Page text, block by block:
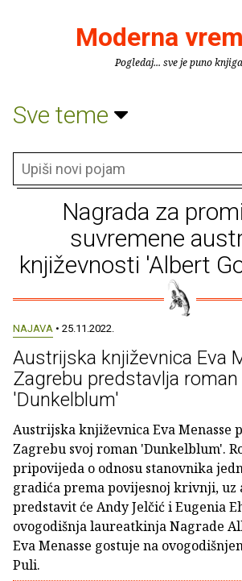
Moderna
Pogledaj... sve je puno
Sve teme
Nagrada za
suvremene
književnosti 'Albert
NAJAVA • 25.11.2022.
Austrijska književnica Eva
Zagrebu predstavlja roman
'Dunkelblum'
Austrijska književnica Eva Menasse
Zagrebu svoj roman 'Dunkelblum'.
pripovijeda o odnosu stanovnika
gradića prema povijesnoj krivnji, uz
predstavit će Andy Jelčić i Eugenia
ovogodišnja laureatkinja Nagrade
Eva Menasse gostuje na
Puli.